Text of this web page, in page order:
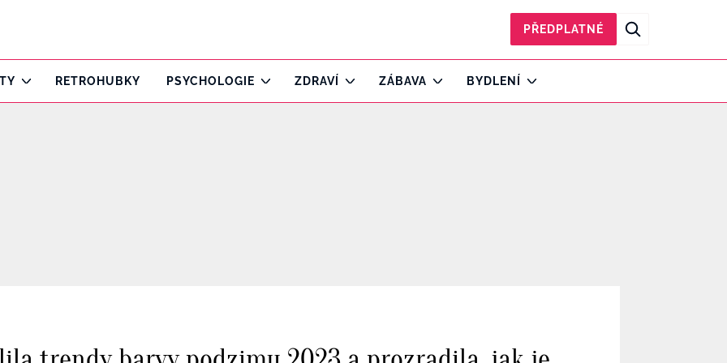
PŘEDPLATNÉ
RETROHUBKY PSYCHOLOGIE ZDRAVÍ ZÁBAVA BYDLENÍ